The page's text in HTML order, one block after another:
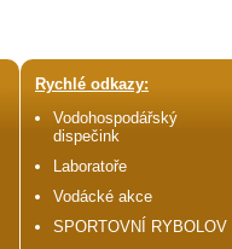
Rychlé odkazy:
Vodohospodářský
dispečink
Laboratoře
Vodácké akce
SPORTOVNÍ RYBOLOV